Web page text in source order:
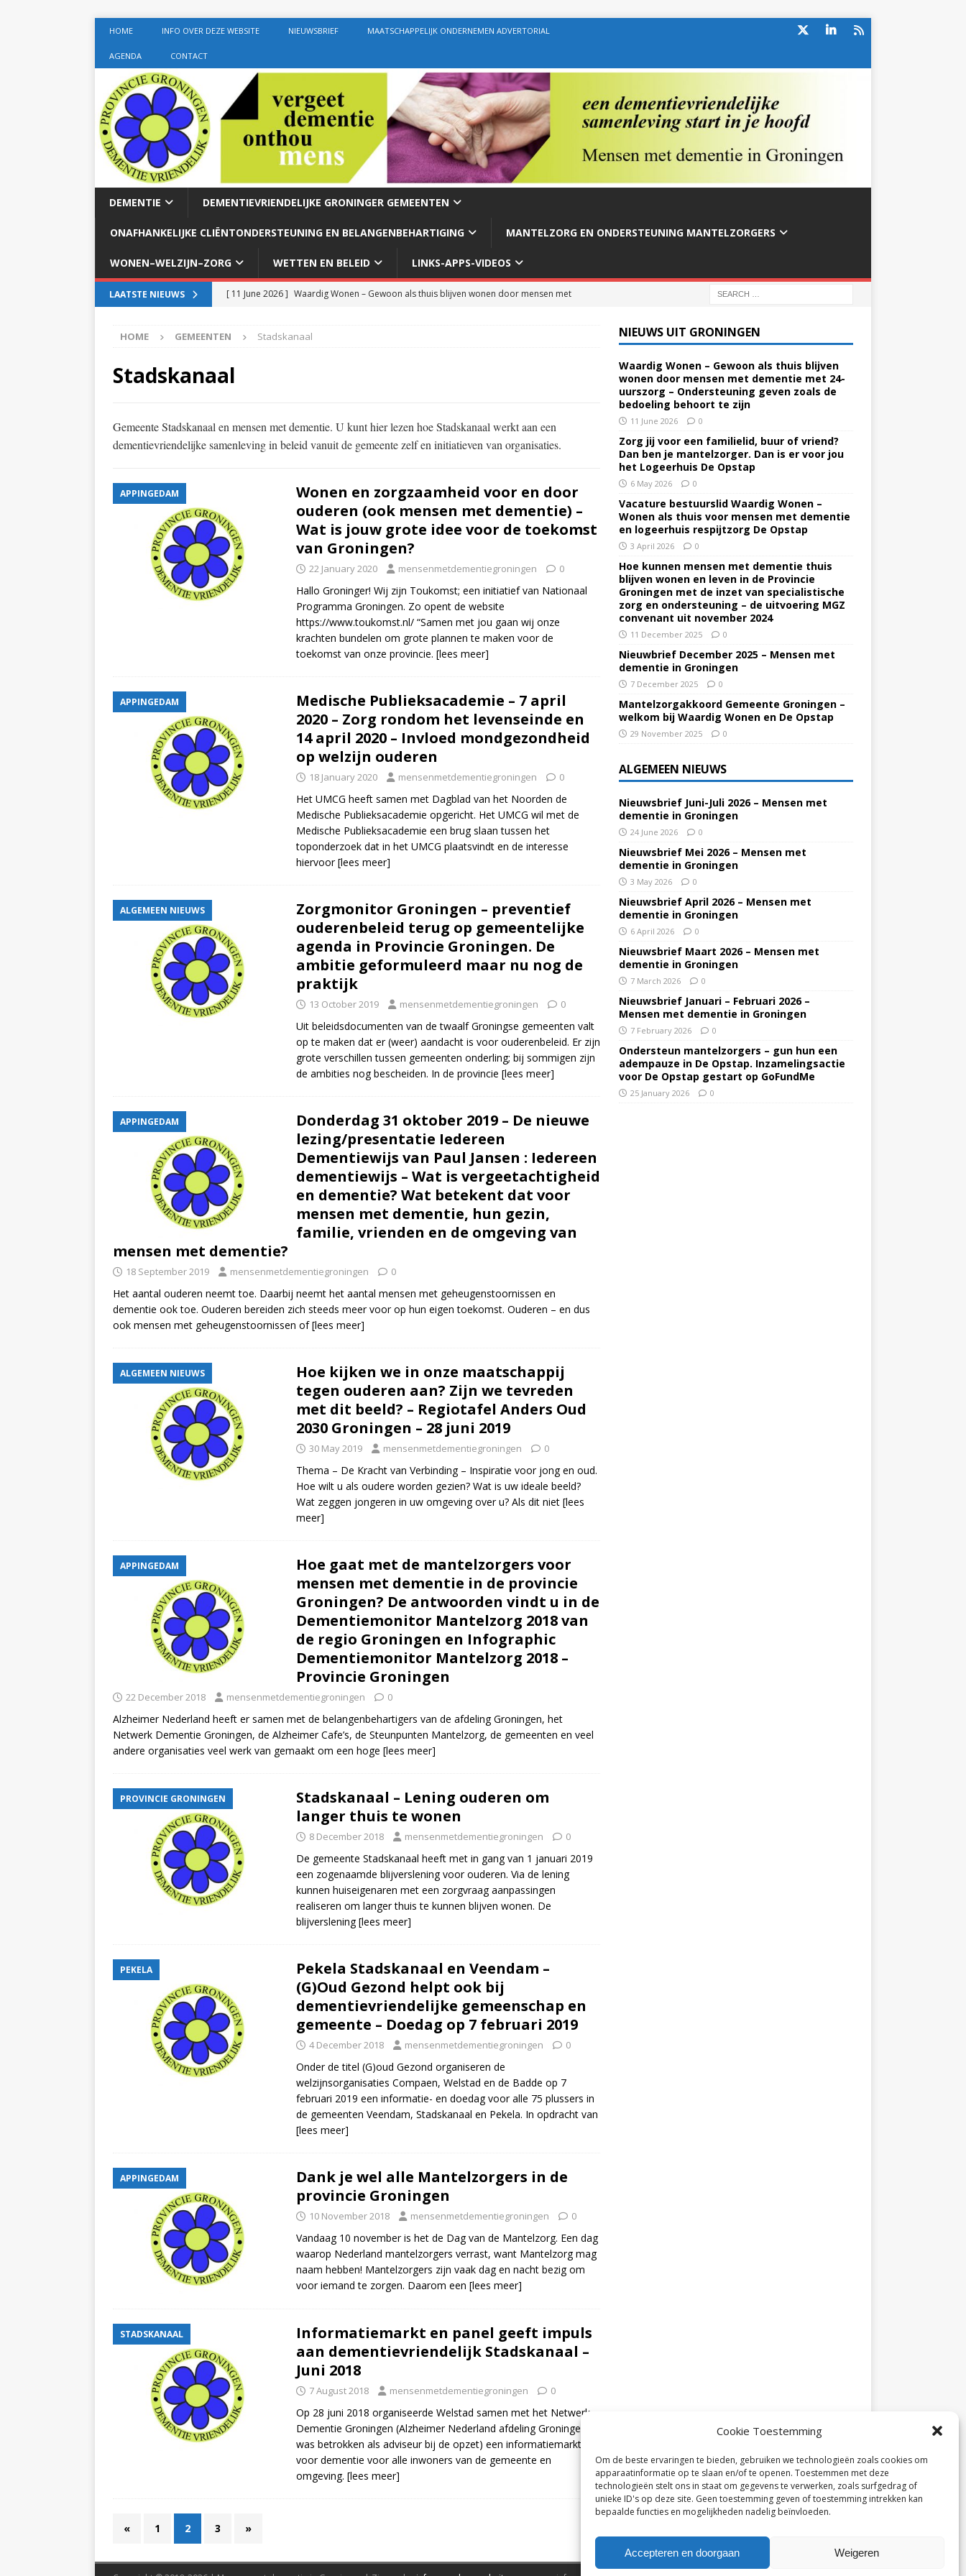
Cookie Toestemming
Om de beste ervaringen te bieden, gebruiken we technologieën zoals cookies om
apparaatinformatie op te slaan en/of te openen. Toestemmen met deze
technologieën stelt ons in staat om gegevens te verwerken, zoals surfgedrag of
unieke ID's op deze site. Geen toestemming geven of toestemming intrekken kan
bepaalde functies en mogelijkheden nadelig beïnvloeden.
Accepteren en doorgaan Weigeren
HOME INFO OVER DEZE WEBSITE NIEUWSBRIEF MAATSCHAPPELIJK ONDERNEMEN ADVERTORIAL
AGENDA CONTACT
DEMENTIE DEMENTIEVRIENDELIJKE GRONINGER GEMEENTEN
ONAFHANKELIJKE CLIËNTONDERSTEUNING EN BELANGENBEHARTIGING MANTELZORG EN ONDERSTEUNING MANTELZORGERS
WONEN–WELZIJN–ZORG WETTEN EN BELEID LINKS-APPS-VIDEOS
LAATSTE NIEUWS [ 11 June 2026 ] Waardig Wonen – Gewoon als thuis blijven wonen door mensen met
APPINGEDAM
[ 6 May 2026 ]
NIEUWS
ALGEMEEN NIEUWS
Nieuwsbrief Juni-Juli 2026 – Mensen met dementie in Groningen
ALGEMEEN NIEUWS
HOME GEMEENTEN Stadskanaal
Stadskanaal
Gemeente Stadskanaal en mensen met dementie. U kunt hier lezen hoe Stadskanaal werkt aan een
dementievriendelijke samenleving in beleid vanuit de gemeente zelf en initiatieven van organisaties.
APPINGEDAM
Wonen en zorgzaamheid voor en door
ouderen (ook mensen met dementie) –
Wat is jouw grote idee voor de toekomst
van Groningen?
22 January 2020 mensenmetdementiegroningen 0
Hallo Groninger! Wij zijn Toukomst; een initiatief van Nationaal
Programma Groningen. Zo opent de website
https://www.toukomst.nl/ “Samen met jou gaan wij onze
krachten bundelen om grote plannen te maken voor de
toekomst van onze provincie. [lees meer]
APPINGEDAM
Medische Publieksacademie – 7 april
2020 – Zorg rondom het levenseinde en
14 april 2020 – Invloed mondgezondheid
op welzijn ouderen
18 January 2020 mensenmetdementiegroningen 0
Het UMCG heeft samen met Dagblad van het Noorden de
Medische Publieksacademie opgericht. Het UMCG wil met de
Medische Publieksacademie een brug slaan tussen het
toponderzoek dat in het UMCG plaatsvindt en de interesse
hiervoor[lees meer]
ALGEMEEN NIEUWS
Zorgmonitor Groningen – preventief
ouderenbeleid terug op gemeentelijke
agenda in Provincie Groningen. De
ambitie geformuleerd maar nu nog de
praktijk
13 October 2019 mensenmetdementiegroningen 0
Uit beleidsdocumenten van de twaalf Groningse gemeenten valt
op te maken dat er (weer) aandacht is voor ouderenbeleid. Er zijn
grote verschillen tussen gemeenten onderling; bij sommigen zijn
de ambities nog bescheiden. In de provincie [lees meer]
APPINGEDAM
Donderdag 31 oktober 2019 – De nieuwe
lezing/presentatie Iedereen
Dementiewijs van Paul Jansen : Iedereen
dementiewijs – Wat is vergeetachtigheid
en dementie? Wat betekent dat voor
mensen met dementie, hun gezin,
familie, vrienden en de omgeving van
mensen met dementie?
18 September 2019 mensenmetdementiegroningen 0
Het aantal ouderen neemt toe. Daarbij neemt het aantal mensen met geheugenstoornissen en
dementie ook toe. Ouderen bereiden zich steeds meer voor op hun eigen toekomst. Ouderen – en dus
ook mensen met geheugenstoornissen of[lees meer]
ALGEMEEN NIEUWS
Hoe kijken we in onze maatschappij
tegen ouderen aan? Zijn we tevreden
met dit beeld? – Regiotafel Anders Oud
2030 Groningen – 28 juni 2019
30 May 2019 mensenmetdementiegroningen 0
Thema – De Kracht van Verbinding – Inspiratie voor jong en oud.
Hoe wilt u als oudere worden gezien? Wat is uw ideale beeld?
Wat zeggen jongeren in uw omgeving over u? Als dit niet [lees
meer]
APPINGEDAM
Hoe gaat met de mantelzorgers voor
mensen met dementie in de provincie
Groningen? De antwoorden vindt u in de
Dementiemonitor Mantelzorg 2018 van
de regio Groningen en Infographic
Dementiemonitor Mantelzorg 2018 –
Provincie Groningen
22 December 2018 mensenmetdementiegroningen 0
Alzheimer Nederland heeft er samen met de belangenbehartigers van de afdeling Groningen, het
Netwerk Dementie Groningen, de Alzheimer Cafe’s, de Steunpunten Mantelzorg, de gemeenten en veel
andere organisaties veel werk van gemaakt om een hoge [lees meer]
PROVINCIE GRONINGEN
Stadskanaal – Lening ouderen om
langer thuis te wonen
8 December 2018 mensenmetdementiegroningen 0
De gemeente Stadskanaal heeft met in gang van 1 januari 2019
een zogenaamde blijverslening voor ouderen. Via de lening
kunnen huiseigenaren met een zorgvraag aanpassingen
realiseren om langer thuis te kunnen blijven wonen. De
blijverslening[lees meer]
PEKELA
Pekela Stadskanaal en Veendam –
(G)Oud Gezond helpt ook bij
dementievriendelijke gemeenschap en
gemeente – Doedag op 7 februari 2019
4 December 2018 mensenmetdementiegroningen 0
Onder de titel (G)oud Gezond organiseren de
welzijnsorganisaties Compaen, Welstad en de Badde op 7
februari 2019 een informatie- en doedag voor alle 75 plussers in
de gemeenten Veendam, Stadskanaal en Pekela. In opdracht van
[lees meer]
APPINGEDAM
Dank je wel alle Mantelzorgers in de
provincie Groningen
10 November 2018 mensenmetdementiegroningen 0
Vandaag 10 november is het de Dag van de Mantelzorg. Een dag
waarop Nederland mantelzorgers verrast, want Mantelzorg mag
naam hebben! Mantelzorgers zijn vaak dag en nacht bezig om
voor iemand te zorgen. Daarom een [lees meer]
STADSKANAAL
Informatiemarkt en panel geeft impuls
aan dementievriendelijk Stadskanaal –
Juni 2018
7 August 2018 mensenmetdementiegroningen 0
Op 28 juni 2018 organiseerde Welstad samen met het Netwerk
Dementie Groningen (Alzheimer Nederland afdeling Groningen
was betrokken als adviseur bij de opzet) een informatiemarkt
voor dementie voor alle inwoners van de gemeente en
omgeving. [lees meer]
« 1 2 3 »
NIEUWS UIT GRONINGEN
Waardig Wonen – Gewoon als thuis blijven
wonen door mensen met dementie met 24-
uurszorg – Ondersteuning geven zoals de
bedoeling behoort te zijn
11 June 2026 0
Zorg jij voor een familielid, buur of vriend?
Dan ben je mantelzorger. Dan is er voor jou
het Logeerhuis De Opstap
6 May 2026 0
Vacature bestuurslid Waardig Wonen –
Wonen als thuis voor mensen met dementie
en logeerhuis respijtzorg De Opstap
3 April 2026 0
Hoe kunnen mensen met dementie thuis
blijven wonen en leven in de Provincie
Groningen met de inzet van specialistische
zorg en ondersteuning – de uitvoering MGZ
convenant uit november 2024
11 December 2025 0
Nieuwbrief December 2025 – Mensen met
dementie in Groningen
7 December 2025 0
Mantelzorgakkoord Gemeente Groningen –
welkom bij Waardig Wonen en De Opstap
29 November 2025 0
ALGEMEEN NIEUWS
Nieuwsbrief Juni-Juli 2026 – Mensen met
dementie in Groningen
24 June 2026 0
Nieuwsbrief Mei 2026 – Mensen met
dementie in Groningen
3 May 2026 0
Nieuwsbrief April 2026 – Mensen met
dementie in Groningen
6 April 2026 0
Nieuwsbrief Maart 2026 – Mensen met
dementie in Groningen
7 March 2026 0
Nieuwsbrief Januari – Februari 2026 –
Mensen met dementie in Groningen
7 February 2026 0
Ondersteun mantelzorgers – gun hun een
adempauze in De Opstap. Inzamelingsactie
voor De Opstap gestart op GoFundMe
25 January 2026 0